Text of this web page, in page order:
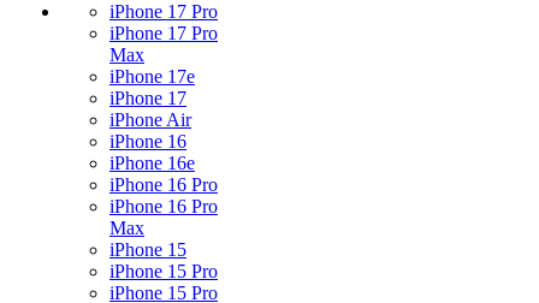
iPhone 17 Pro
iPhone 17 Pro
Max
iPhone 17e
iPhone 17
iPhone Air
iPhone 16
iPhone 16e
iPhone 16 Pro
iPhone 16 Pro
Max
iPhone 15
iPhone 15 Pro
iPhone 15 Pro